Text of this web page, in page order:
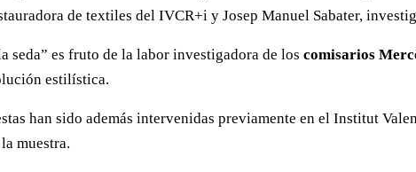
de textiles del IVCR+i y Josep Manuel Sabater,
seda” es fruto de la labor investigadora de los comisarios
estilística.
han sido además intervenidas previamente en el Institut
muestra.